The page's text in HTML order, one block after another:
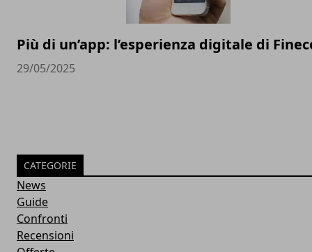
Più di un’app: l’esperienza digitale di
29/05/2025
CATEGORIE
News
Guide
Confronti
Recensioni